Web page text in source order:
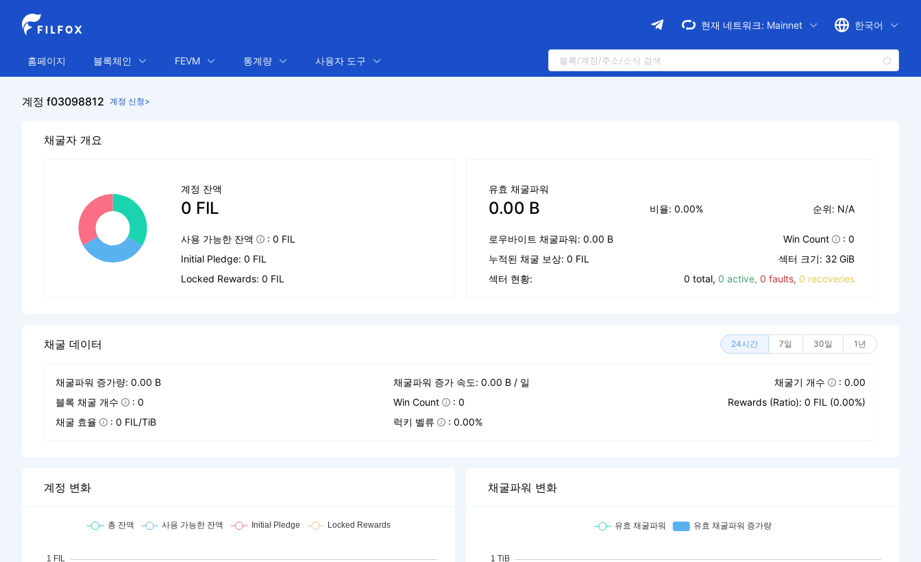
현재 네트워크: Mainnet 한국어
홈페이지 블록체인 FEVM 통계량 사용자 도구
계정 f03098812 계정 신청>
채굴자 개요
계정 잔액
0 FIL
사용 가능한 잔액
: 0 FIL
Initial Pledge: 0 FIL
Locked Rewards: 0 FIL
유효 채굴파워
0.00 B 비율: 0.00% 순위: N/A
로우바이트 채굴파워: 0.00 B Win Count
: 0
누적된 채굴 보상: 0 FIL
섹터 크기: 32 GiB
섹터 현황:
0 total, 0 active, 0 faults, 0 recoveries
채굴 데이터 24시간 7일 30일 1년
채굴파워 증가량: 0.00 B 채굴파워 증가 속도: 0.00 B / 일 채굴기 개수
: 0.00
블록 채굴 개수
: 0 Win Count : 0
Rewards (Ratio): 0 FIL (0.00%)
채굴 효율
: 0 FIL/TiB 럭키 벨류 : 0.00%
계정 변화 채굴파워 변화